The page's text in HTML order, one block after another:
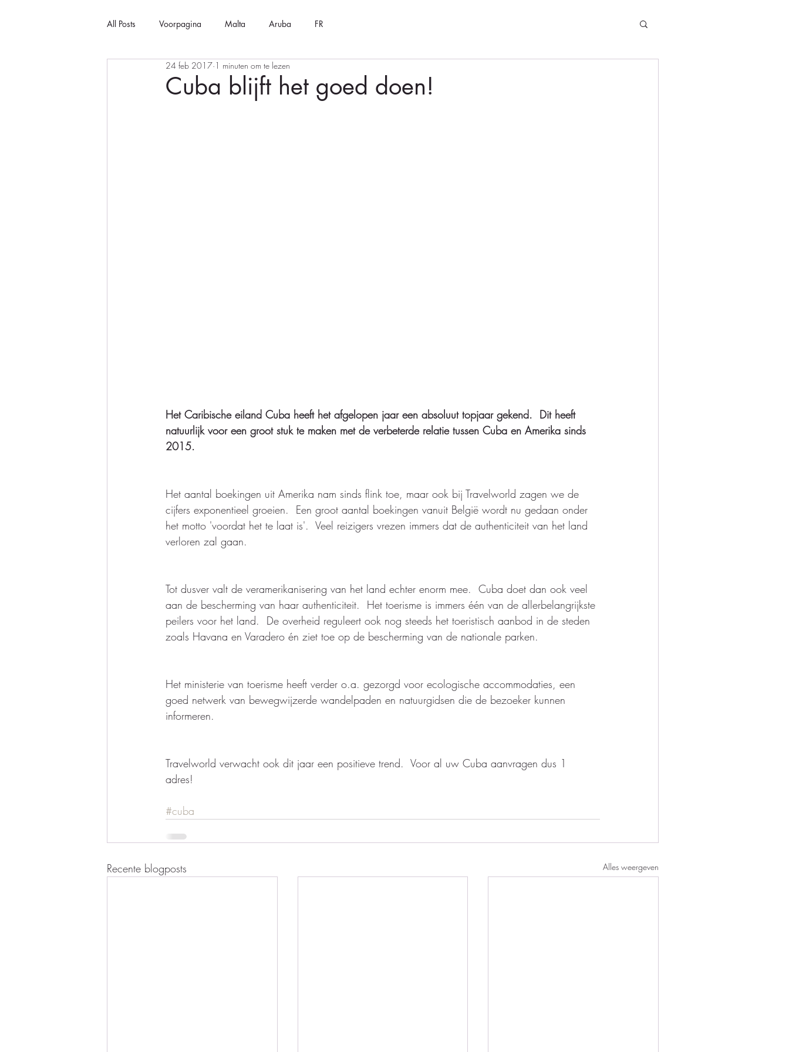
All Posts Voorpagina Malta Aruba FR
Cuba blijft het goed doen!
24 feb 2017 1 minuten om te lezen
Het Caribische eiland Cuba heeft het afgelopen jaar een absoluut topjaar gekend.  Dit heeft
natuurlijk voor een groot stuk te maken met de verbeterde relatie tussen Cuba en Amerika sinds
2015.
Het aantal boekingen uit Amerika nam sinds flink toe, maar ook bij Travelworld zagen we de
cijfers exponentieel groeien.  Een groot aantal boekingen vanuit België wordt nu gedaan onder
het motto 'voordat het te laat is'.  Veel reizigers vrezen immers dat de authenticiteit van het land
verloren zal gaan.
Tot dusver valt de veramerikanisering van het land echter enorm mee.  Cuba doet dan ook veel
aan de bescherming van haar authenticiteit.  Het toerisme is immers één van de allerbelangrijkste
peilers voor het land.  De overheid reguleert ook nog steeds het toeristisch aanbod in de steden
zoals Havana en Varadero én ziet toe op de bescherming van de nationale parken.
Het ministerie van toerisme heeft verder o.a. gezorgd voor ecologische accommodaties, een
goed netwerk van bewegwijzerde wandelpaden en natuurgidsen die de bezoeker kunnen
informeren.
Travelworld verwacht ook dit jaar een positieve trend.  Voor al uw Cuba aanvragen dus 1
adres!
#cuba
Recente blogposts Alles weergeven